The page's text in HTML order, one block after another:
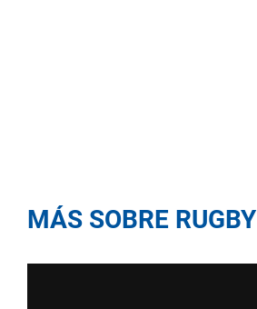
MÁS SOBRE RUGBY